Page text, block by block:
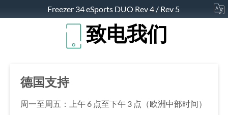
Freezer 34 eSports DUO Rev 4 / Rev 5
致电我们
德国支持
周一至周五：上午 6 点至下午 3 点（欧洲中部时间）